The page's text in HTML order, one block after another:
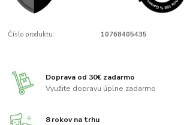
Číslo produktu: 10768405435
Doprava od 30€ zadarmo
Využite dopravu úplne zadarmo
8 rokov na trhu